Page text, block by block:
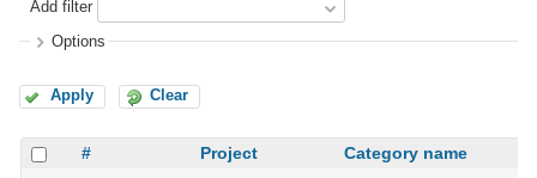
Add filter
Options
Apply Clear
# Project Category name